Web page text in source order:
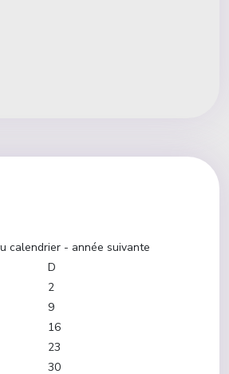
D
2
9
16
23
30